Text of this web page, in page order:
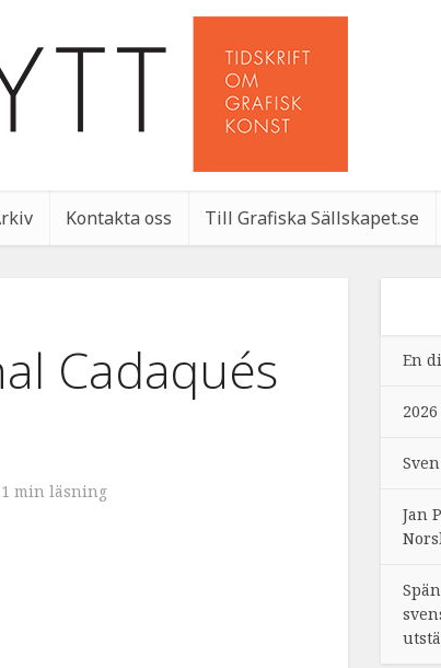
Kontakta oss Till Grafiska Sällskapet.se
Cadaqués
1 min läsning
En
Jan